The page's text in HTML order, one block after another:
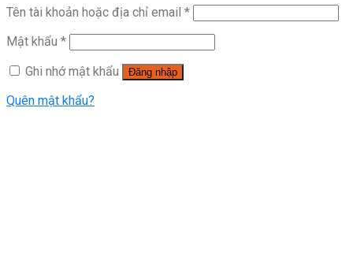
Tên tài khoản hoặc địa chỉ email *
Mật khẩu *
Ghi nhớ mật khẩu
Đăng nhập
Quên mật khẩu?